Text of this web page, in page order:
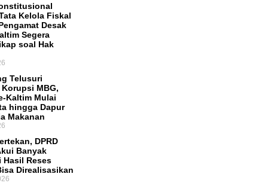
Kelola Fiskal
Desak
Segera
soal Hak
Telusuri
Korupsi MBG,
Kaltim Mulai
hingga Dapur
Makanan
DPRD
Banyak
Hasil Reses
Direalisasikan